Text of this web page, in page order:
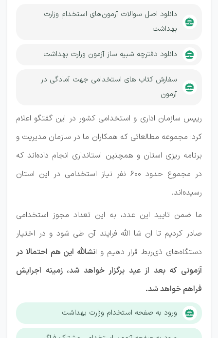
دانلود اصل سوالات آزمون‌های استخدام وزارت
بهداشت
دانلود دفترچه شبیه ساز آزمون وزارت بهداشت
سفارش کتاب های استخدامی جهت آمادگی در
آزمون
رییس سازمان اداری و استخدامی کشور در این گفتگو اعلام
کرد: مجموعه مطالعاتی که همکاران ما در سازمان مدیریت و
برنامه ریزی استان و همچنین استانداری انجام داده‌اند که
در مجموع حدود ۶۰۰ نفر نیاز استخدامی در این استان
رسیده‌اند.
ما ضمن تایید این عدد، به این تعداد مجوز استخدامی
صادر کردیم تا ان شا الله فرایند آن طی شود و در اختیار
دستگاه‌های ذی‌ربط قرار دهیم و انشالله این هم احتمالا در
آزمونی که بعد از عید برگزار خواهد شد، زمینه اجرایش
فراهم خواهد شد.
ورود به صفحه استخدام وزارت بهداشت